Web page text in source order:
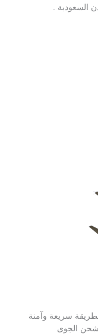
السعودبة .
سريعة وآمنة
الجوى